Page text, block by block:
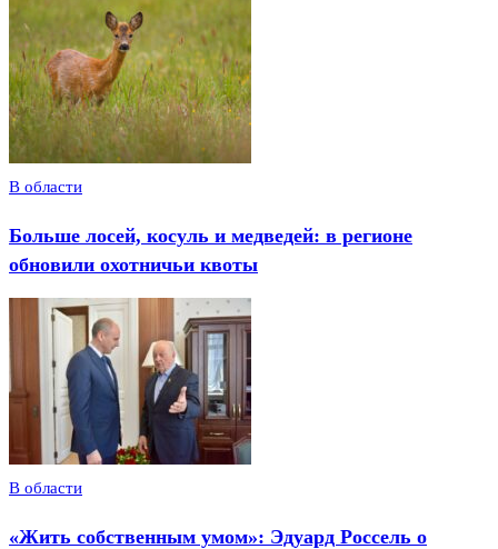
В области
Больше лосей, косуль и медведей: в регионе
обновили охотничьи квоты
В области
«Жить собственным умом»: Эдуард Россель о